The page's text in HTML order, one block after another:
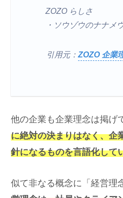
ZOZO らしさ
・ソウゾウのナナメ
引用元： ZOZO 企業
他の企業も企業理念は掲げ
に絶対の決まりはなく、企
針になるものを言語化して
似て非なる概念に「経営理